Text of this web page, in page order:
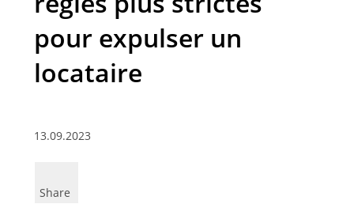
pour expulser un
locataire
13.09.2023
Share